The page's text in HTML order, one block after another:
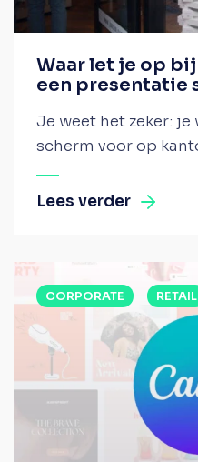
Waar let je op
een presentatie
Je weet het zeker:
scherm voor op
Lees verder
CORPORATE RETAIL